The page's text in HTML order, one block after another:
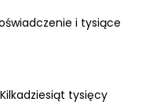
i tysiące
tysięcy